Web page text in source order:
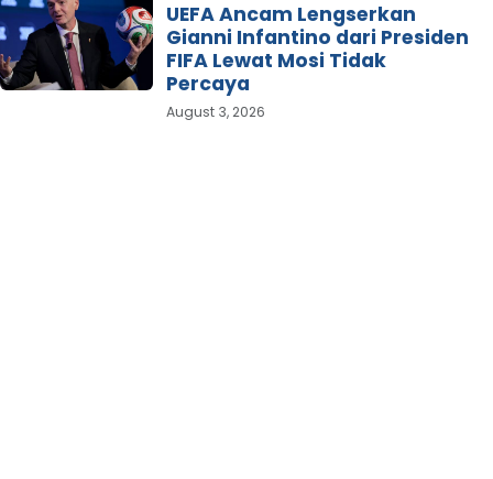
UEFA Ancam Lengserkan
Gianni Infantino dari Presiden
FIFA Lewat Mosi Tidak
Percaya
August 3, 2026